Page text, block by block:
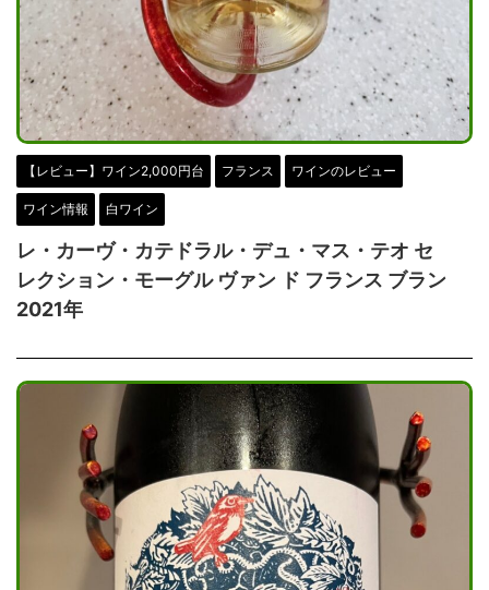
【レビュー】ワイン2,000円台 フランス ワインのレビュー
ワイン情報 白ワイン
レ・カーヴ・カテドラル・デュ・マス・テオ セ
レクション・モーグル ヴァン ド フランス ブラン
2021年